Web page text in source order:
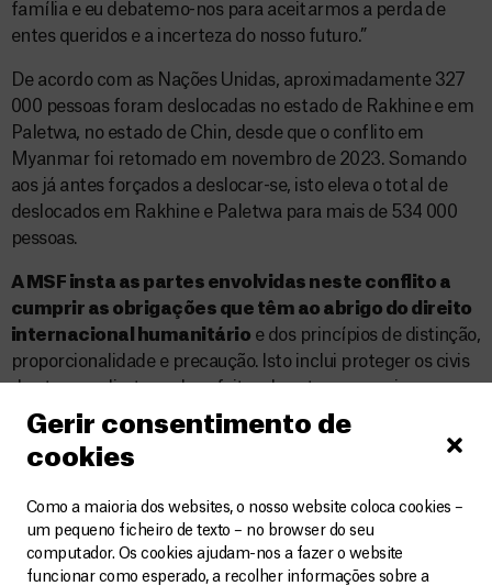
Gerir consentimento de
cookies
Como a maioria dos websites, o nosso website coloca cookies –
um pequeno ficheiro de texto – no browser do seu
computador. Os cookies ajudam-nos a fazer o website
funcionar como esperado, a recolher informações sobre a
família e eu debatemo-nos para aceitarmos a perda de
entes queridos e a incerteza do nosso futuro.”
De acordo com as Nações Unidas, aproximadamente 327
000 pessoas foram deslocadas no estado de Rakhine e em
Paletwa, no estado de Chin, desde que o conflito em
Myanmar foi retomado em novembro de 2023. Somando
aos já antes forçados a deslocar-se, isto eleva o total de
deslocados em Rakhine e Paletwa para mais de 534 000
pessoas.
A MSF insta as partes envolvidas neste conflito a
cumprir as obrigações que têm ao abrigo do direito
internacional humanitário e dos princípios de distinção,
proporcionalidade e precaução. Isto inclui proteger os civis
de ataques diretos e dos efeitos dos ataques, assim como a
proibição de ataques indiscriminados. A organização
urge também as autoridades e
todas as entidades em ambos os lados da fronteira
assistência humanitária e médica
, de forma
imparcial, a quem precisa.